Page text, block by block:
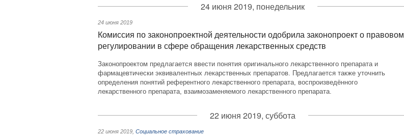
24 июня 2019, понедельник
24 июня 2019
Комиссия по законопроектной деятельности одобрила законопроект о правовом
регулировании в сфере обращения лекарственных средств
Законопроектом предлагается ввести понятия оригинального лекарственного препарата и
фармацевтически эквивалентных лекарственных препаратов. Предлагается также уточнить
определения понятий референтного лекарственного препарата, воспроизведённого
лекарственного препарата, взаимозаменяемого лекарственного препарата.
22 июня 2019, суббота
22 июня 2019 Социальное страхование